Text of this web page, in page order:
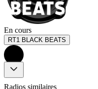
En cours
RT1 BLACK BEATS
Radios similaires